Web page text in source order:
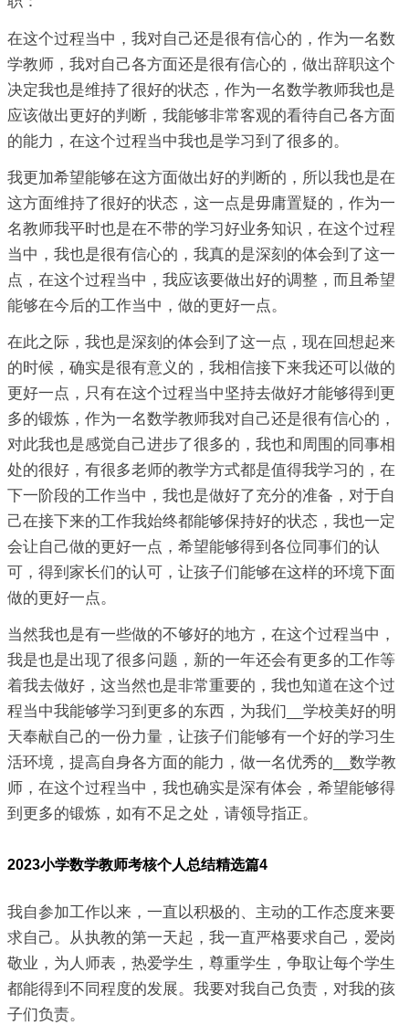
在这个过程当中，我对自己还是很有信心的，作为一名数
学教师，我对自己各方面还是很有信心的，做出辞职这个
决定我也是维持了很好的状态，作为一名数学教师我也是
应该做出更好的判断，我能够非常客观的看待自己各方面
的能力，在这个过程当中我也是学习到了很多的。
我更加希望能够在这方面做出好的判断的，所以我也是在
这方面维持了很好的状态，这一点是毋庸置疑的，作为一
名教师我平时也是在不带的学习好业务知识，在这个过程
当中，我也是很有信心的，我真的是深刻的体会到了这一
点，在这个过程当中，我应该要做出好的调整，而且希望
能够在今后的工作当中，做的更好一点。
在此之际，我也是深刻的体会到了这一点，现在回想起来
的时候，确实是很有意义的，我相信接下来我还可以做的
更好一点，只有在这个过程当中坚持去做好才能够得到更
多的锻炼，作为一名数学教师我对自己还是很有信心的，
对此我也是感觉自己进步了很多的，我也和周围的同事相
处的很好，有很多老师的教学方式都是值得我学习的，在
下一阶段的工作当中，我也是做好了充分的准备，对于自
己在接下来的工作我始终都能够保持好的状态，我也一定
会让自己做的更好一点，希望能够得到各位同事们的认
可，得到家长们的认可，让孩子们能够在这样的环境下面
做的更好一点。
当然我也是有一些做的不够好的地方，在这个过程当中，
我是也是出现了很多问题，新的一年还会有更多的工作等
着我去做好，这当然也是非常重要的，我也知道在这个过
程当中我能够学习到更多的东西，为我们__学校美好的明
天奉献自己的一份力量，让孩子们能够有一个好的学习生
活环境，提高自身各方面的能力，做一名优秀的__数学教
师，在这个过程当中，我也确实是深有体会，希望能够得
到更多的锻炼，如有不足之处，请领导指正。
2023小学数学教师考核个人总结精选篇4
我自参加工作以来，一直以积极的、主动的工作态度来要
求自己。从执教的第一天起，我一直严格要求自己，爱岗
敬业，为人师表，热爱学生，尊重学生，争取让每个学生
都能得到不同程度的发展。我要对我自己负责，对我的孩
子们负责。